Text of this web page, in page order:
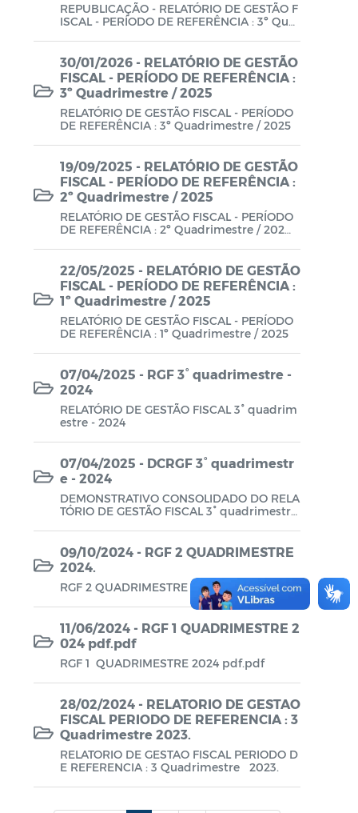
EMERGENCIAL DA CULTURA
Lei Complementar
Leis
Leis Sobre o Coronavírus COVID-19
Movimentações Orçamentárias
Plano de Contratações Anual (PCA)
Plano Plurianual (PPA)
Planos em Função da COVID-19
Prestação de Contas de Governo
QDD - Quadro de Detalhamento das
Despesas
Recursos Concedidos (AFADA,
PESTALOZZI e SÃO BENEDITO)
Relatório de Gestão Fiscal (RGF) - A partir
de 2021
Relatório Resumido da Execução
Orçamentária (RREO) - A partir de 2021
RREO
Saúde - Leis e Decretos
Saúde - Regimento Interno
REPUBLICAÇÃO - RELATÓRIO DE GESTÃO F
ISCAL - PERÍODO DE REFERÊNCIA : 3º Qua
30/01/2026 - RELATÓRIO DE GESTÃO
FISCAL - PERÍODO DE REFERÊNCIA :
3º Quadrimestre / 2025
RELATÓRIO DE GESTÃO FISCAL - PERÍODO
DE REFERÊNCIA : 3º Quadrimestre / 2025
19/09/2025 - RELATÓRIO DE GESTÃO
FISCAL - PERÍODO DE REFERÊNCIA :
2º Quadrimestre / 2025
RELATÓRIO DE GESTÃO FISCAL - PERÍODO
DE REFERÊNCIA : 2º Quadrimestre / 202
22/05/2025 - RELATÓRIO DE GESTÃO
FISCAL - PERÍODO DE REFERÊNCIA :
1º Quadrimestre / 2025
RELATÓRIO DE GESTÃO FISCAL - PERÍODO
DE REFERÊNCIA : 1º Quadrimestre / 2025
07/04/2025 - RGF 3° quadrimestre -
2024
RELATÓRIO DE GESTÃO FISCAL 3° quadrim
estre - 2024
07/04/2025 - DCRGF 3° quadrimestr
e - 2024
DEMONSTRATIVO CONSOLIDADO DO RELA
TÓRIO DE GESTÃO FISCAL 3° quadrimestre
09/10/2024 - RGF 2 QUADRIMESTRE
2024.
RGF 2 QUADRIMESTRE 2024.
11/06/2024 - RGF 1 QUADRIMESTRE 2
024 pdf.pdf
RGF 1 QUADRIMESTRE 2024 pdf.pdf
28/02/2024 - RELATORIO DE GESTAO
FISCAL PERIODO DE REFERENCIA : 3
Quadrimestre 2023.
RELATORIO DE GESTAO FISCAL PERIODO D
E REFERENCIA : 3 Quadrimestre 2023.